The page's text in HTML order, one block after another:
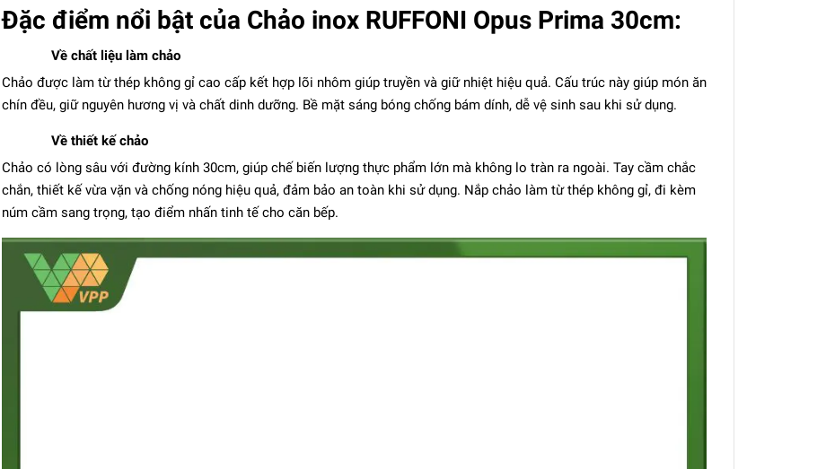
Đặc điểm nổi bật của Chảo inox RUFFONI Opus Prima 30cm:
Về chất liệu làm chảo
Chảo được làm từ thép không gỉ cao cấp kết hợp lõi nhôm giúp truyền và giữ nhiệt hiệu quả. Cấu trúc này giúp món ăn
chín đều, giữ nguyên hương vị và chất dinh dưỡng. Bề mặt sáng bóng chống bám dính, dễ vệ sinh sau khi sử dụng.
Về thiết kế chảo
Chảo có lòng sâu với đường kính 30cm, giúp chế biến lượng thực phẩm lớn mà không lo tràn ra ngoài. Tay cầm chắc
chắn, thiết kế vừa vặn và chống nóng hiệu quả, đảm bảo an toàn khi sử dụng. Nắp chảo làm từ thép không gỉ, đi kèm
núm cầm sang trọng, tạo điểm nhấn tinh tế cho căn bếp.
Choice
2.580.000₫